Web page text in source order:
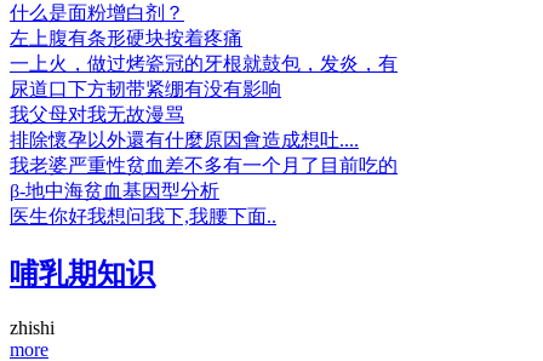
什么是面粉增白剂？
左上腹有条形硬块按着疼痛
一上火，做过烤瓷冠的牙根就鼓包，发炎，有
尿道口下方韧带紧绷有没有影响
我父母对我无故漫骂
排除懷孕以外還有什麼原因會造成想吐....
我老婆严重性贫血差不多有一个月了目前吃的
β-地中海贫血基因型分析
医生你好我想问我下,我腰下面..
哺乳期知识
zhishi
more